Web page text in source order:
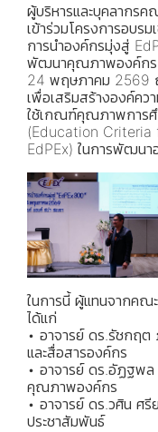
ผู้บริหารและบุคลากร
เข้าร่วมโครงการอบร
การนำองค์กรมุ่งสู่
พัฒนาคุณภาพองค์กร
24 พฤษภาคม 2569
เพื่อเสริมสร้างองค์คว
ใช้เกณฑ์คุณภาพการศึ
(Education Criteria
EdPEx) ในการพัฒนา
ในการนี้ ผู้แทนจากคณ
ได้แก่
• อาจารย์ ดร.รัชกฤ
และสื่อสารองค์กร
• อาจารย์ ดร.อัฏฐพ
คุณภาพองค์กร
• อาจารย์ ดร.วศิน
ประชาสัมพันธ์